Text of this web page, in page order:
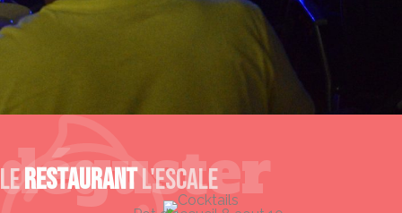
déguster
Lerestaurantl'Escale